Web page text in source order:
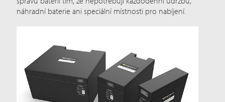
náhradní baterie ani speciální místnosti pro nabíjení.